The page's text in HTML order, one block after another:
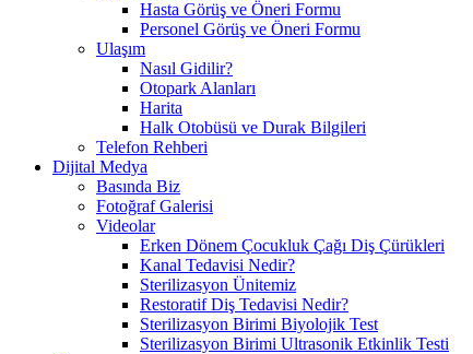
Hasta Görüş ve Öneri Formu
Personel Görüş ve Öneri Formu
Ulaşım
Nasıl Gidilir?
Otopark Alanları
Harita
Halk Otobüsü ve Durak Bilgileri
Telefon Rehberi
Dijital Medya
Basında Biz
Fotoğraf Galerisi
Videolar
Erken Dönem Çocukluk Çağı Diş Çürükleri
Kanal Tedavisi Nedir?
Sterilizasyon Ünitemiz
Restoratif Diş Tedavisi Nedir?
Sterilizasyon Birimi Biyolojik Test
Sterilizasyon Birimi Ultrasonik Etkinlik Testi